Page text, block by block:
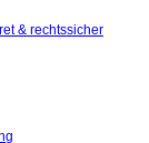
& rechtssicher